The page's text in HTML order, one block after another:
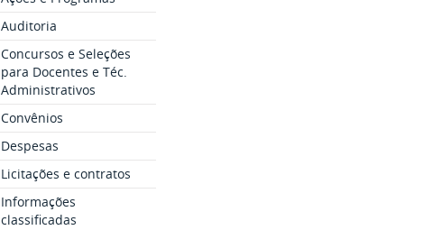
Auditoria
Concursos e Seleções
para Docentes e Téc.
Administrativos
Convênios
Despesas
Licitações e contratos
Informações
classificadas